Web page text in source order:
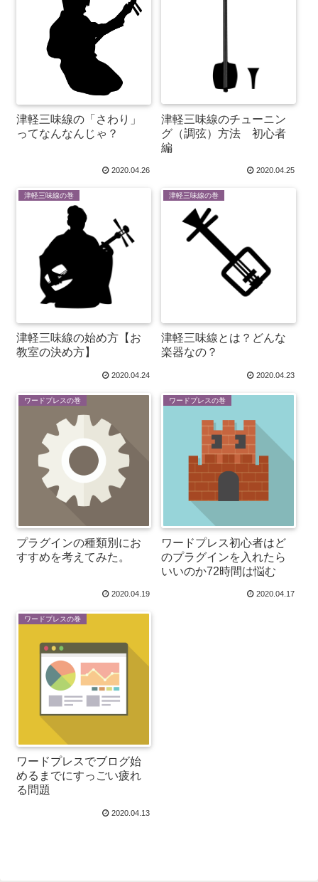
津軽三味線の「さわり」
ってなんなんじゃ？
2020.04.26
津軽三味線のチューニン
グ（調弦）方法 初心者
編
2020.04.25
津軽三味線の巻
津軽三味線の始め方【お
教室の決め方】
2020.04.24
津軽三味線の巻
津軽三味線とは？どんな
楽器なの？
2020.04.23
ワードプレスの巻
プラグインの種類別にお
すすめを考えてみた。
2020.04.19
ワードプレスの巻
ワードプレス初心者はど
のプラグインを入れたら
いいのか72時間は悩む
2020.04.17
ワードプレスの巻
ワードプレスでブログ始
めるまでにすっごい疲れ
る問題
2020.04.13